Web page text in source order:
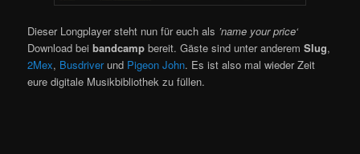
Dieser Longplayer steht nun für euch als ’name your price‘
Download beibandcamp bereit. Gäste sind unter anderemSlug,
2Mex, Busdriverund Pigeon John. Es ist also mal wieder Zeit
eure digitale Musikbibliothek zu füllen.